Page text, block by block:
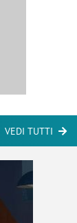
VEDI TUTTI